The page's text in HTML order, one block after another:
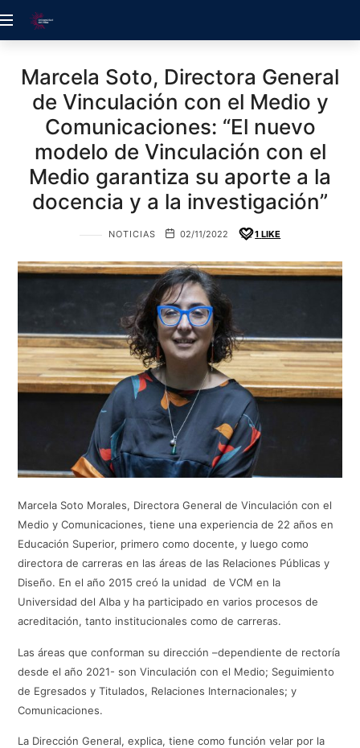
ACREDITACIÓN
Marcela Soto, Directora General
de Vinculación con el Medio y
Comunicaciones: “El nuevo
modelo de Vinculación con el
Medio garantiza su aporte a la
docencia y a la investigación”
NOTICIAS 02/11/2022 1 LIKE
Marcela Soto Morales, Directora General de Vinculación con el
Medio y Comunicaciones, tiene una experiencia de 22 años en
Educación Superior, primero como docente, y luego como
directora de carreras en las áreas de las Relaciones Públicas y
Diseño. En el año 2015 creó la unidad de VCM en la
Universidad del Alba y ha participado en varios procesos de
acreditación, tanto institucionales como de carreras.
Las áreas que conforman su dirección –dependiente de rectoría
desde el año 2021- son Vinculación con el Medio; Seguimiento
de Egresados y Titulados, Relaciones Internacionales; y
Comunicaciones.
La Dirección General, explica, tiene como función velar por la